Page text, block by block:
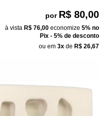
por R$ 80,00
à vista R$ 76,00 economize 5% no
Pix - 5% de desconto
ou em 3x de R$ 26,67